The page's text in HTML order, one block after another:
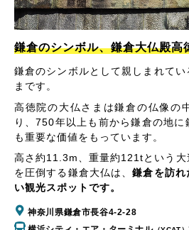
鎌倉のシンボル、鎌倉大仏殿高
鎌倉のシンボルとして親しまれてい
まです。
高徳院の大仏さまは鎌倉の仏像の
り、750年以上も前から鎌倉の地
も重要な価値をもっています。
高さ約11.3m、重量約121tという大
を圧倒する鎌倉大仏は、鎌倉を訪れ
い観光スポットです。
神奈川県鎌倉市長谷4-2-28